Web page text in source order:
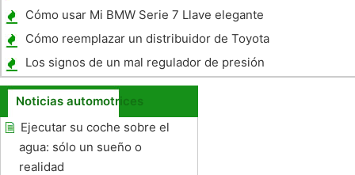
Accord 2008 Accord
Cómo usar Mi BMW Serie 7 Llave elegante
Cómo reemplazar un distribuidor de Toyota
Camry 1994
Los signos de un mal regulador de presión
de combustible
Noticias automotrices
Ejecutar su coche sobre el
agua: sólo un sueño o
realidad